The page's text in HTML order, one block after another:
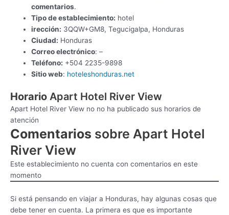
comentarios.
Tipo de establecimiento: hotel
irección: 3QQW+GM8, Tegucigalpa, Honduras
Ciudad: Honduras
Correo electrónico: –
Teléfono: +504 2235-9898
Sitio web: hoteleshonduras.net
Horario Apart Hotel River View
Apart Hotel River View no no ha publicado sus horarios de
atención
Comentarios sobre Apart Hotel
River View
Este establecimiento no cuenta con comentarios en este
momento
Si está pensando en viajar a Honduras, hay algunas cosas que
debe tener en cuenta. La primera es que es importante